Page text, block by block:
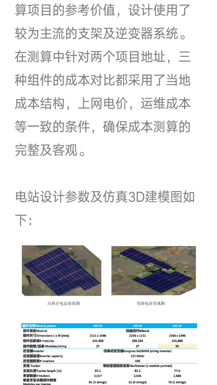
算项目的参考价值，设计使用了
较为主流的支架及逆变器系统。
在测算中针对两个项目地址，三
种组件的成本对比都采用了当地
成本结构，上网电价，运维成本
等一致的条件，确保成本测算的
完整及客观。
电站设计参数及仿真3D建模图如
下：